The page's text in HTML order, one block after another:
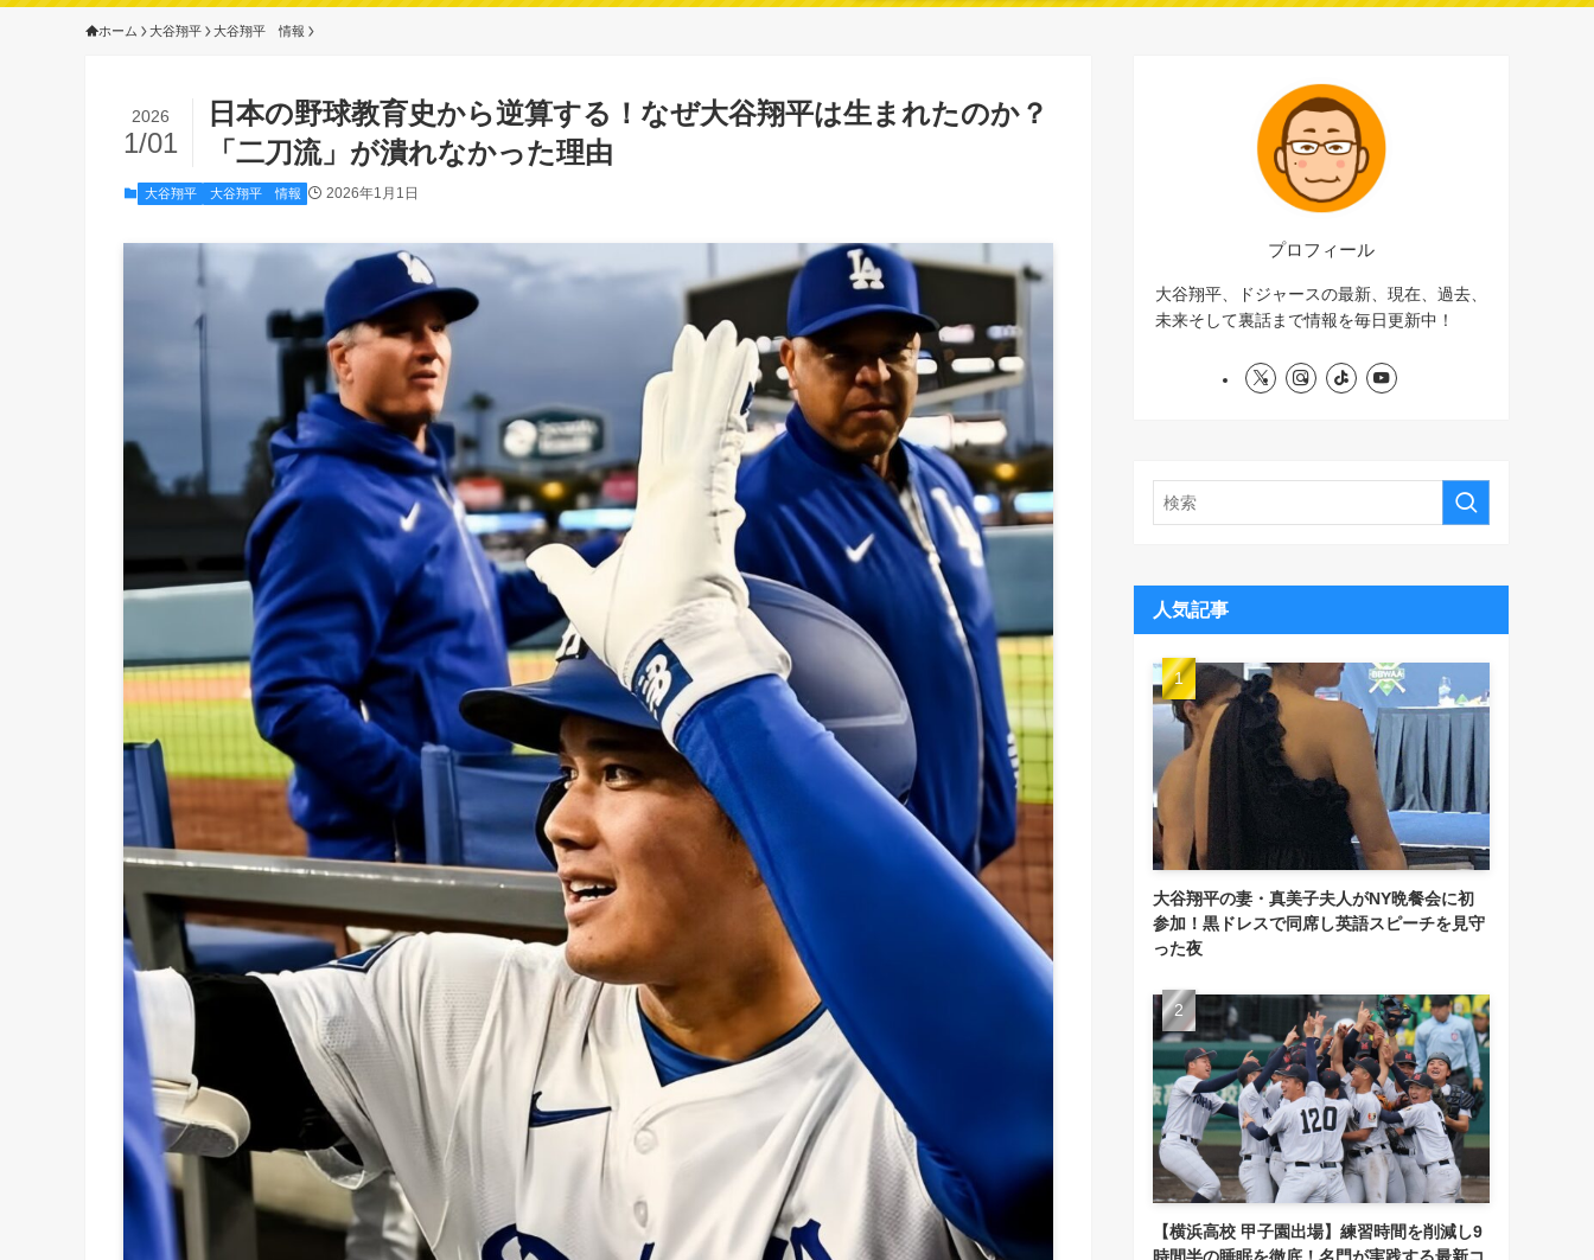
ホーム 大谷翔平 大谷翔平 情報
日本の野球教育史から逆算する！なぜ大谷翔平は生まれたのか？
「二刀流」が潰れなかった理由
2026
1/01
大谷翔平 大谷翔平 情報 2026年1月1日
プロフィール
大谷翔平、ドジャースの最新、現在、過去、
未来そして裏話まで情報を毎日更新中！
人気記事
大谷翔平の妻・真美子夫人がNY晩餐会に初
参加！黒ドレスで同席し英語スピーチを見守
った夜
【横浜高校 甲子園出場】練習時間を削減し9
時間半の睡眠を徹底！名門が実践する最新コ